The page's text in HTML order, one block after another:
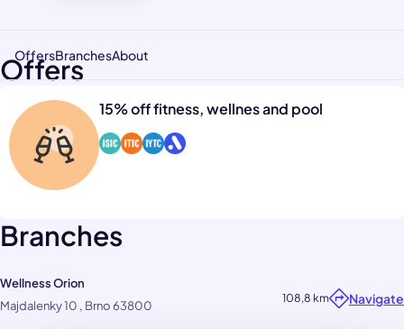
OffersBranchesAbout
Offers
15% off fitness, wellnes and pool
Branches
Wellness Orion
Majdalenky 10 , Brno 63800
108,8 km Navigate